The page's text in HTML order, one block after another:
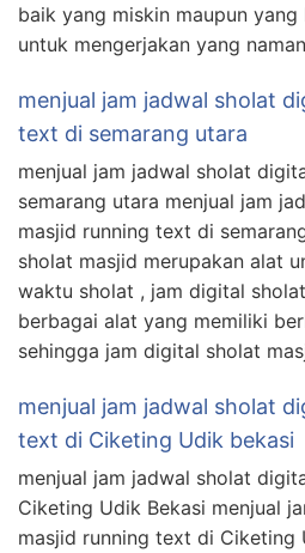
baik yang miskin maupun
untuk mengerjakan yang
menjual jam jadwal sholat
text di semarang utara
menjual jam jadwal sholat
semarang utara menjual jam
masjid running text di
sholat masjid merupakan alat
waktu sholat , jam digital
berbagai alat yang memiliki
sehingga jam digital sholat
menjual jam jadwal sholat
text di Ciketing Udik bekasi
menjual jam jadwal sholat
Ciketing Udik Bekasi menjual
masjid running text di Ciketing